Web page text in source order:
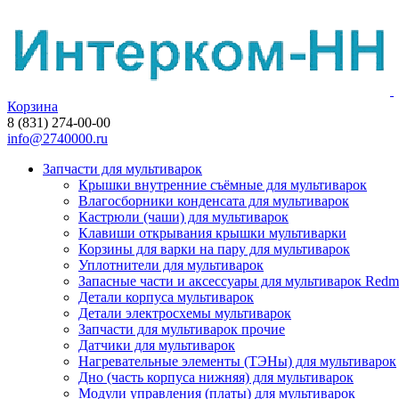
Корзина
8 (831) 274-00-00
info@2740000.ru
Запчасти для мультиварок
Крышки внутренние съёмные для мультиварок
Влагосборники конденсата для мультиварок
Кастрюли (чаши) для мультиварок
Клавиши открывания крышки мультиварки
Корзины для варки на пару для мультиварок
Уплотнители для мультиварок
Запасные части и аксессуары для мультиварок
Детали корпуса мультиварок
Детали электросхемы мультиварок
Запчасти для мультиварок прочие
Датчики для мультиварок
Нагревательные элементы (ТЭНы) для мультиварок
Дно (часть корпуса нижняя) для мультиварок
Модули управления (платы) для мультиварок